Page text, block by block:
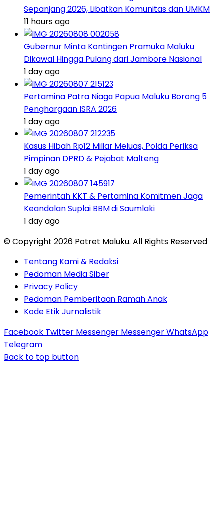
Sepanjang 2026, Libatkan Komunitas dan UMKM
11 hours ago
Gubernur Minta Kontingen Pramuka Maluku
Dikawal Hingga Pulang dari Jambore Nasional
1 day ago
Pertamina Patra Niaga Papua Maluku Borong 5
Penghargaan ISRA 2026
1 day ago
Kasus Hibah Rp12 Miliar Meluas, Polda Periksa
Pimpinan DPRD & Pejabat Malteng
1 day ago
Pemerintah KKT & Pertamina Komitmen Jaga
Keandalan Suplai BBM di Saumlaki
1 day ago
© Copyright 2026 Potret Maluku. All Rights Reserved
Tentang Kami & Redaksi
Pedoman Media Siber
Privacy Policy
Pedoman Pemberitaan Ramah Anak
Kode Etik Jurnalistik
Facebook Twitter Messenger MessengerWhatsApp
Telegram
Back to top button